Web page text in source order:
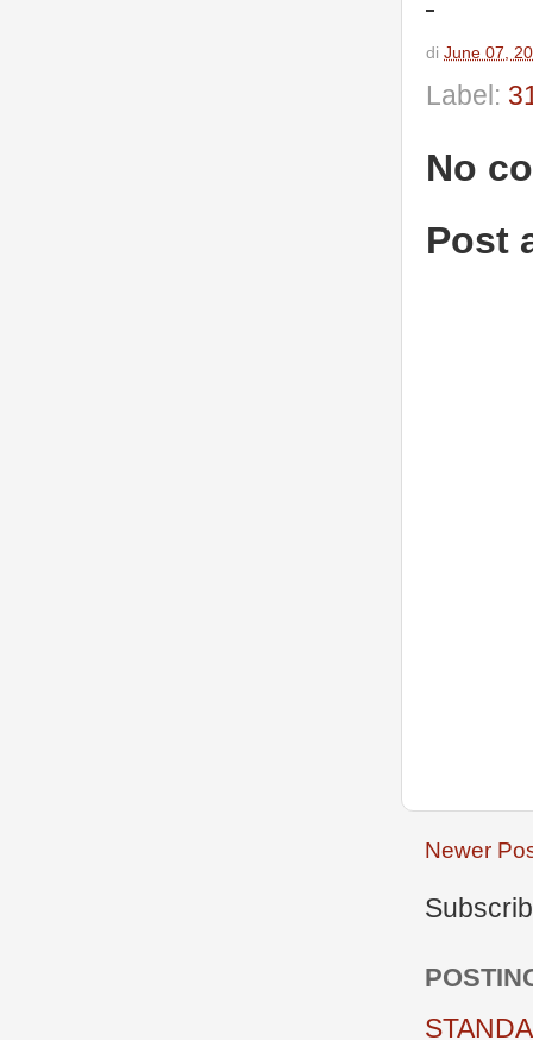
di June 07,
Label:
No
Post
Newer